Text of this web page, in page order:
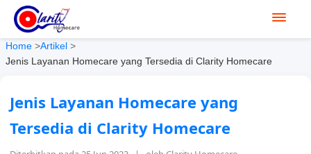
Home >Artikel >
Jenis Layanan Homecare yang Tersedia di Clarity Homecare
Jenis Layanan Homecare yang
Tersedia di Clarity Homecare